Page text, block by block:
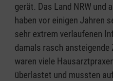
gerät. Das Land NRW und
haben vor einigen Jahren
sehr extrem verlaufenen
damals rasch
waren viele
überlastet und mussten